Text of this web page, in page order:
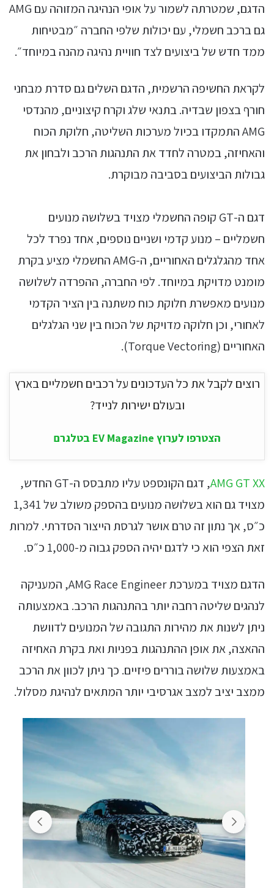
הדגם, שמטרתה לשמור על אופי הנהיגה המזוהה עם AMG
גם ברכב חשמלי, עם יכולות שלפי החברה ״מבטיחות
ממד חדש של ביצועים לצד חוויית נהיגה מהנה במיוחד״.
לקראת החשיפה הרשמית, הדגם השלים גם סדרת מבחני
חורף בצפון שבדיה. בתנאי שלג וקרח קיצוניים, מהנדסי
AMG התמקדו בכיול מערכות השליטה, חלוקת הכוח
והאחיזה, במטרה לחדד את התנהגות הרכב ולבחון את
גבולות הביצועים בסביבה מבוקרת.
דגם ה-GT קופה החשמלי מצויד בשלושה מנועים
חשמליים – מנוע קדמי ושניים נוספים, אחד נפרד לכל
אחד מהגלגלים האחוריים, ה-AMG החשמלי מציע בקרת
מומנט מדויקת במיוחד. לפי החברה, ההפרדה לשלושה
מנועים מאפשרת חלוקת כוח משתנה בין הציר הקדמי
לאחורי, וכן חלוקה מדויקת של הכוח בין שני הגלגלים
האחוריים (Torque Vectoring).
רוצים לקבל את כל העדכונים על רכבים חשמליים בארץ
ובעולם ישירות לנייד?
הצטרפו לערוץ EV Magazine בטלגרם
AMG GT XX
, דגם הקונספט עליו מתבסס ה-GT החדש,
מצויד גם הוא בשלושה מנועים בהספק משולב של 1,341
כ״ס, אך נתון זה טרם אושר לגרסת הייצור הסדרתי. למרות
זאת הצפי הוא כי לדגם יהיה הספק גבוה מ-1,000 כ״ס.
הדגם מצויד במערכת AMG Race Engineer, המעניקה
לנהגים שליטה רחבה יותר בהתנהגות הרכב. באמצעותה
ניתן לשנות את מהירות התגובה של המנועים לדוושת
ההאצה, את אופן ההתנהגות בפניות ואת בקרת האחיזה
באמצעות שלושה בוררים פיזיים. כך ניתן לכוון את הרכב
ממצב יציב למצב אגרסיבי יותר המתאים לנהיגת מסלול.